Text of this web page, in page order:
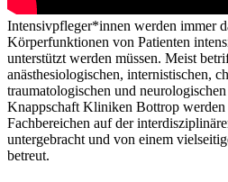
Intensivpfleger*innen werden immer
Körperfunktionen von Patienten
unterstützt werden müssen. Meist
anästhesiologischen, internistischen,
traumatologischen und
Knappschaft Kliniken Bottrop werden
Fachbereichen auf der
untergebracht und von einem
betreut.